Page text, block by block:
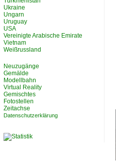
Ukraine
Ungarn
Uruguay
USA
Vereinigte Arabische Emirate
Vietnam
Weißrussland
Neuzugänge
Gemälde
Modellbahn
Virtual Reality
Gemischtes
Fotostellen
Zeitachse
Datenschutzerklärung